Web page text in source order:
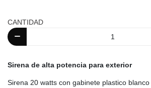
CANTIDAD
Sirena de alta potencia para exterior
Sirena 20 watts con gabinete plastico blanco